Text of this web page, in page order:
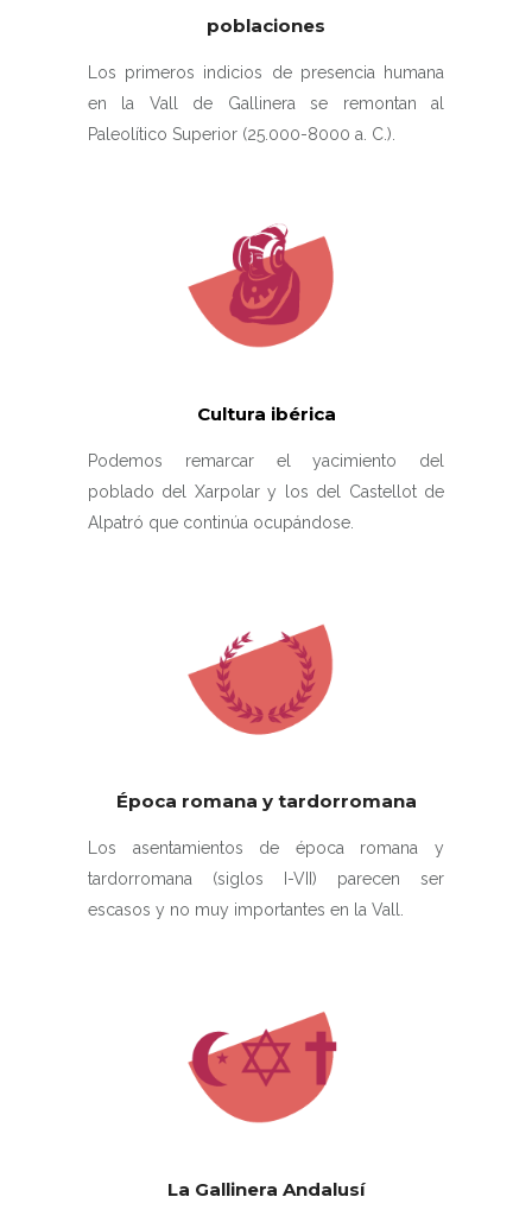
poblaciones
Los primeros indicios de presencia humana
en la Vall de Gallinera se remontan al
Paleolítico Superior (25.000-8000 a. C.).
Cultura ibérica
Podemos remarcar el yacimiento del
poblado del Xarpolar y los del Castellot de
Alpatró que continúa ocupándose.
Época romana y tardorromana
Los asentamientos de época romana y
tardorromana (siglos I-VII) parecen ser
escasos y no muy importantes en la Vall.
La Gallinera Andalusí